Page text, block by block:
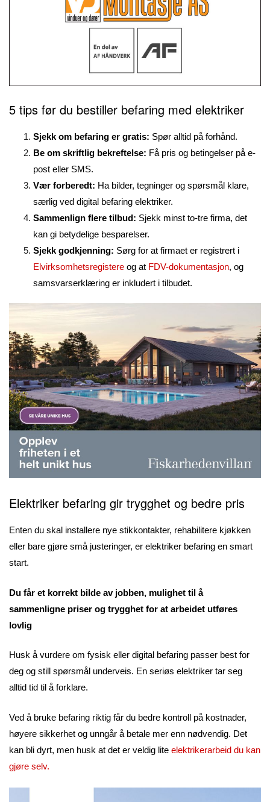
5 tips før du bestiller befaring med elektriker
Sjekk om befaring er gratis: Spør alltid på forhånd.
Be om skriftlig bekreftelse: Få pris og betingelser på e-
post eller SMS.
Vær forberedt: Ha bilder, tegninger og spørsmål klare,
særlig ved digital befaring elektriker.
Sammenlign flere tilbud: Sjekk minst to-tre firma, det
kan gi betydelige besparelser.
Sjekk godkjenning: Sørg for at firmaet er registrert i
Elvirksomhetsregistere og at FDV-dokumentasjon, og
samsvarserklæring er inkludert i tilbudet.
Elektriker befaring gir trygghet og bedre pris
Enten du skal installere nye stikkontakter, rehabilitere kjøkken
eller bare gjøre små justeringer, er elektriker befaring en smart
start.
Du får et korrekt bilde av jobben, mulighet til å
sammenligne priser og trygghet for at arbeidet utføres
lovlig
Husk å vurdere om fysisk eller digital befaring passer best for
deg og still spørsmål underveis. En seriøs elektriker tar seg
alltid tid til å forklare.
Ved å bruke befaring riktig får du bedre kontroll på kostnader,
høyere sikkerhet og unngår å betale mer enn nødvendig. Det
kan bli dyrt, men husk at det er veldig lite elektrikerarbeid du kan
gjøre selv.